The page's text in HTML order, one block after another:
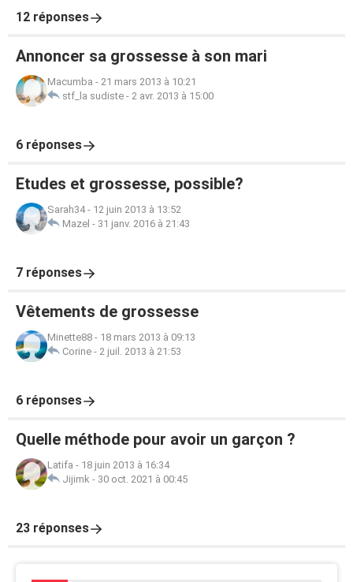
12 réponses
Annoncer sa grossesse à son mari
Macumba - 21 mars 2013 à 10:21
stf_la sudiste - 2 avr. 2013 à 15:00
6 réponses
Etudes et grossesse, possible?
Sarah34- 12 juin 2013 à 13:52
Mazel - 31 janv. 2016 à 21:43
7 réponses
Vêtements de grossesse
Minette88 - 18 mars 2013 à 09:13
Corine - 2 juil. 2013 à 21:53
6 réponses
Quelle méthode pour avoir un garçon ?
Latifa - 18 juin 2013 à 16:34
Jijimk - 30 oct. 2021 à 00:45
23 réponses